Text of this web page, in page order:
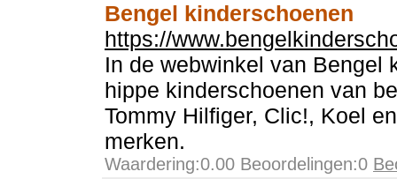
Bengel kinderschoenen
https://
In de webwinkel van Bengel
hippe kinderschoenen van
Tommy Hilfiger, Clic!, Koel
merken.
Waardering:0.00 Beoordelingen:0